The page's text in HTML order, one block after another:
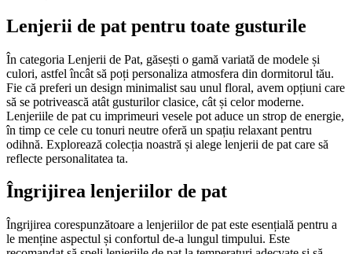
Lenjerii de pat pentru toate gusturile
În categoria Lenjerii de Pat, găsești o gamă variată de modele și
culori, astfel încât să poți personaliza atmosfera din dormitorul tău.
Fie că preferi un design minimalist sau unul floral, avem opțiuni care
să se potrivească atât gusturilor clasice, cât și celor moderne.
Lenjeriile de pat cu imprimeuri vesele pot aduce un strop de energie,
în timp ce cele cu tonuri neutre oferă un spațiu relaxant pentru
odihnă. Explorează colecția noastră și alege lenjerii de pat care să
reflecte personalitatea ta.
Îngrijirea lenjeriilor de pat
Îngrijirea corespunzătoare a lenjeriilor de pat este esențială pentru a
le menține aspectul și confortul de-a lungul timpului. Este